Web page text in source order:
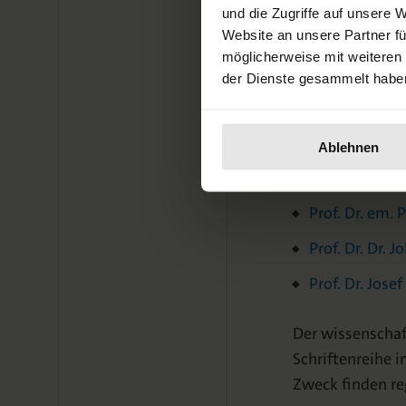
und die Zugriffe auf unsere
Website an unsere Partner
möglicherweise mit
der Dienste gesammelt
Ablehnen
Prof. Dr. em.
Prof. Dr.
Prof. Dr.
Prof. Dr. em.
Prof. Dr. Dr.
Prof. Dr.
Der
Schriftenreihe
Zweck finden